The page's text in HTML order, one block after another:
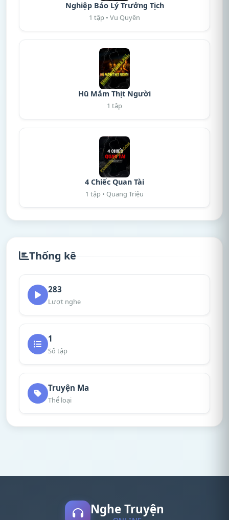
Nghiệp Báo Lý Trưởng Tịch
1 tập • Vu Quyên
Hũ Mắm Thịt Người
1 tập
4 Chiếc Quan Tài
1 tập • Quang Triệu
Thống kê
283
Lượt nghe
1
Số tập
Truyện Ma
Thể loại
Nghe Truyện